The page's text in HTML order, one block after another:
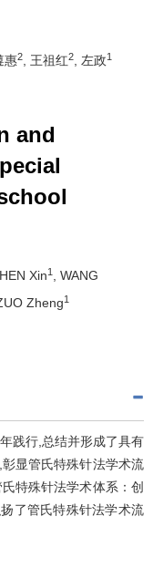
惠2, 王祖红2, 左政1
and
Xin1 , WANG
Zheng1
践行,总结并形成了具有
显管氏特殊针法学术流
特殊针法学术体系：创
了管氏特殊针法学术流